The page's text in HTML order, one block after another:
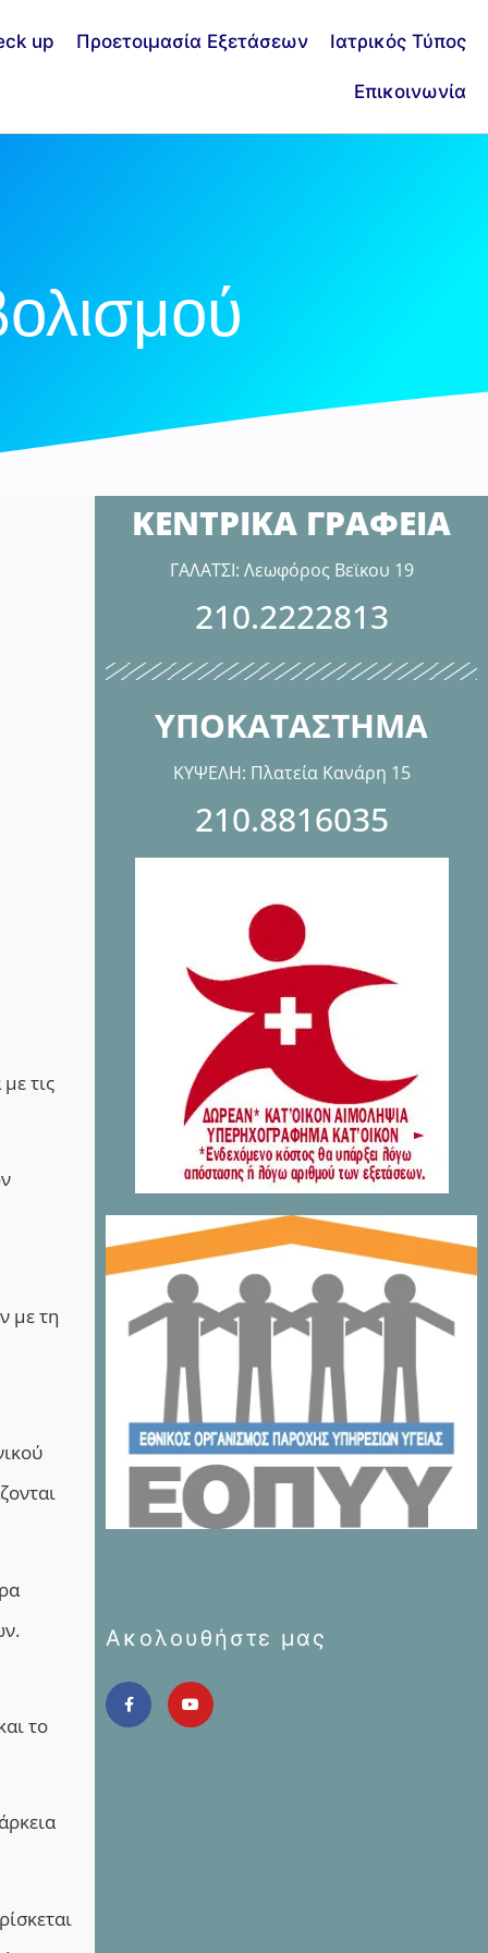
up Προετοιμασία Εξετάσεων Ιατρικός Τύπος
Επικοινωνία
τις
με τη
το
ΚΕΝΤΡΙΚΑ ΓΡΑΦΕΙΑ
ΓΑΛΑΤΣΙ: Λεωφόρος Βεϊκου 19
210.2222813
ΥΠΟΚΑΤΑΣΤΗΜΑ
ΚΥΨΕΛΗ: Πλατεία Κανάρη 15
210.8816035
Ακολουθήστε μας